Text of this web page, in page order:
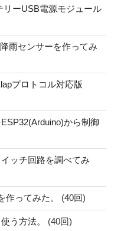
リーUSB電源モジュール
雨センサーを作ってみ
プロトコル対応版
から制御
ッチ回路を調べてみ
作ってみた。 (40回)
う方法。 (40回)